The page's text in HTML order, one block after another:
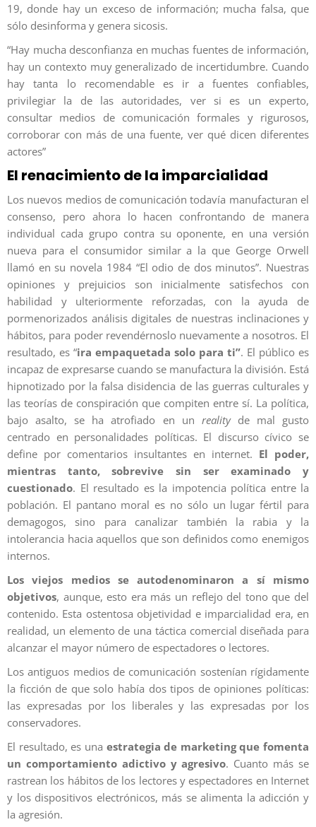
19, donde hay un exceso de información; mucha falsa, que
sólo desinforma y genera sicosis.
“Hay mucha desconfianza en muchas fuentes de información,
hay un contexto muy generalizado de incertidumbre. Cuando
hay tanta lo recomendable es ir a fuentes confiables,
privilegiar la de las autoridades, ver si es un experto,
consultar medios de comunicación formales y rigurosos,
corroborar con más de una fuente, ver qué dicen diferentes
actores”
El renacimiento de la imparcialidad
Los nuevos medios de comunicación todavía manufacturan el
consenso, pero ahora lo hacen confrontando de manera
individual cada grupo contra su oponente, en una versión
nueva para el consumidor similar a la que George Orwell
llamó en su novela 1984 “El odio de dos minutos”. Nuestras
opiniones y prejuicios son inicialmente satisfechos con
habilidad y ulteriormente reforzadas, con la ayuda de
pormenorizados análisis digitales de nuestras inclinaciones y
hábitos, para poder revendérnoslo nuevamente a nosotros. El
resultado, es “ira empaquetada solo para ti”. El público es
incapaz de expresarse cuando se manufactura la división. Está
hipnotizado por la falsa disidencia de las guerras culturales y
las teorías de conspiración que compiten entre sí. La política,
bajo asalto, se ha atrofiado en un realityde mal gusto
centrado en personalidades políticas. El discurso cívico se
define por comentarios insultantes en internet. El poder,
mientras tanto, sobrevive sin ser examinado y
cuestionado. El resultado es la impotencia política entre la
población. El pantano moral es no sólo un lugar fértil para
demagogos, sino para canalizar también la rabia y la
intolerancia hacia aquellos que son definidos como enemigos
internos.
Los viejos medios se autodenominaron a sí mismo
objetivos, aunque, esto era más un reflejo del tono que del
contenido. Esta ostentosa objetividad e imparcialidad era, en
realidad, un elemento de una táctica comercial diseñada para
alcanzar el mayor número de espectadores o lectores.
Los antiguos medios de comunicación sostenían rígidamente
la ficción de que solo había dos tipos de opiniones políticas:
las expresadas por los liberales y las expresadas por los
conservadores.
El resultado, es una estrategia de marketing que fomenta
un comportamiento adictivo y agresivo. Cuanto más se
rastrean los hábitos de los lectores y espectadores en Internet
y los dispositivos electrónicos, más se alimenta la adicción y
la agresión.